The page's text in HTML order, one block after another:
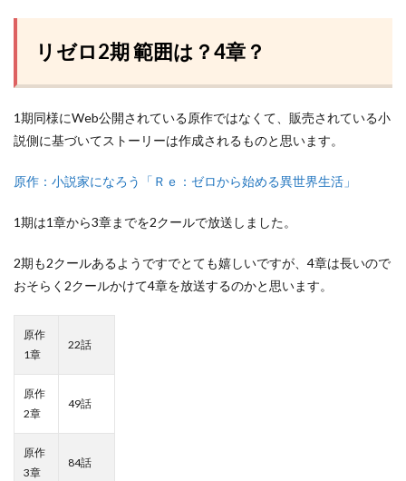
リゼロ2期 範囲は？4章？
1期同様にWeb公開されている原作ではなくて、販売されている小
説側に基づいてストーリーは作成されるものと思います。
原作：小説家になろう「Ｒｅ：ゼロから始める異世界生活」
1期は1章から3章までを2クールで放送しました。
2期も2クールあるようですでとても嬉しいですが、4章は長いので
おそらく2クールかけて4章を放送するのかと思います。
原作
1章
22話
原作
2章
49話
原作
3章
84話